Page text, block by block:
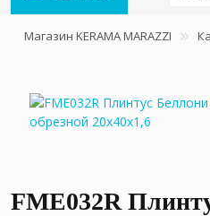
Магазин KERAMA MARAZZI
FME032R